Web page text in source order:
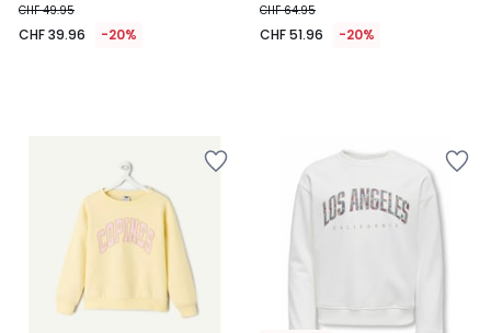
CHF 49.95
CHF 39.96 -20%
CHF 64.95
CHF 51.96 -20%